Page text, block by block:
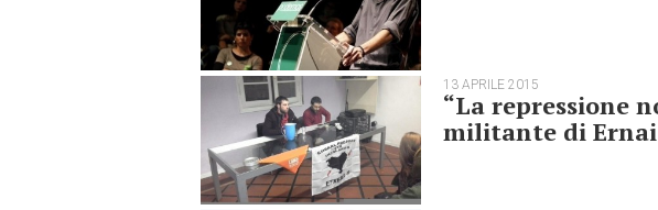
13 APRILE 2015
“La repressione
militante di Ernai